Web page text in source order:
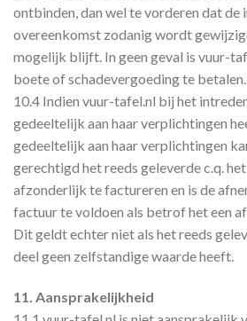
ontbinden, dan wel te vorderen dat de
overeenkomst zodanig wordt
mogelijk blijft. In geen geval is vuur-
boete of schadevergoeding te betalen.
10.4 Indien vuur-tafel.nl bij het
gedeeltelijk aan haar verplichtingen
gedeeltelijk aan haar verplichtingen
gerechtigd het reeds geleverde c.q.
afzonderlijk te factureren en is de
factuur te voldoen als betrof het een
Dit geldt echter niet als het reeds
deel geen zelfstandige waarde heeft.
11. Aansprakelijkheid